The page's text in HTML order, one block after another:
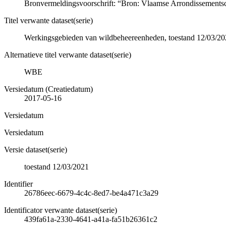
Bronvermeldingsvoorschrift: “Bron: Vlaamse
Titel verwante dataset(serie)
Werkingsgebieden van wildbeheereenheden, toestand 12/03/
Alternatieve titel verwante dataset(serie)
WBE
Versiedatum (Creatiedatum)
2017-05-16
Versiedatum
Versiedatum
Versie dataset(serie)
toestand 12/03/2021
Identifier
26786eec-6679-4c4c-8ed7-be4a471c3a29
Identificator verwante dataset(serie)
439fa61a-2330-4641-a41a-fa51b26361c2